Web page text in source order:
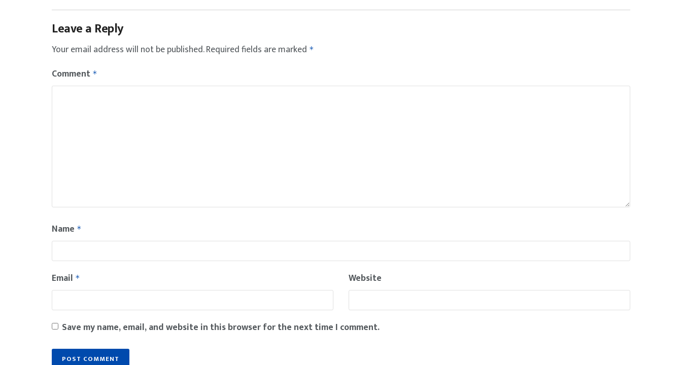
Leave a Reply
Your email address will not be published.Required fields are marked *
Comment *
Name *
Email * Website
Save my name, email, and website in this browser for the next time I comment.